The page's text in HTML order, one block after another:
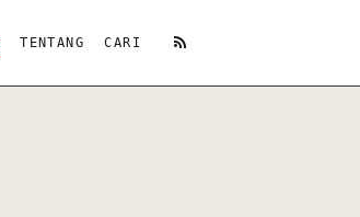
TENTANG CARI
RSS